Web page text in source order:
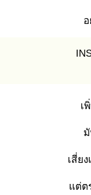
เ
เสี่ย
แต่ต